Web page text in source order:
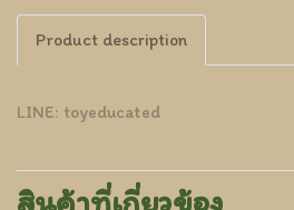
Product description
LINE: toyeducated
สินค้าที่เกี่ยวข้อง